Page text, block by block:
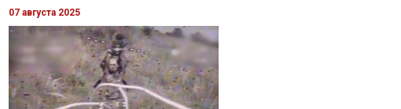
07 августа 2025